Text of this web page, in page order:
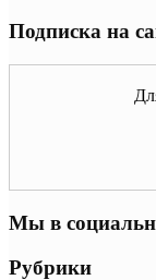
Подписка на
Мы в
Рубрики